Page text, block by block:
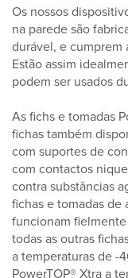
Os nossos
na parede são
durável, e cumprem
Estão assim
podem ser usados
As fichs e tomadas
fichas também
com suportes de
com contactos
contra substâncias
fichas e tomadas
funcionam
todas as outras
a temperaturas de -
PowerTOP® Xtra a